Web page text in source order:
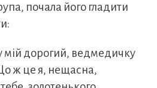
почала його гладити
дорогий, ведмедичку
ж це я, нещасна,